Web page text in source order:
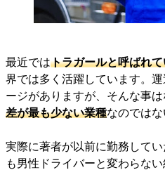
最近ではトラガールと呼ばれ
界では多く活躍しています。
ージがありますが、そんな事
差が最も少ない業種なのではな
実際に著者が以前に勤務して
も男性ドライバーと変わらな